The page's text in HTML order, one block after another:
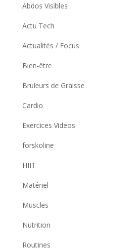
Abdos Visibles
Actu Tech
Actualités / Focus
Bien-être
Bruleurs de Graisse
Cardio
Exercices Videos
forskoline
HIIT
Matériel
Muscles
Nutrition
Routines